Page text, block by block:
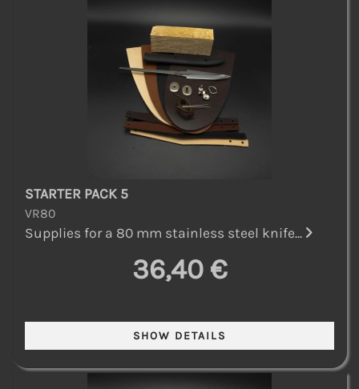
STARTER PACK 5
VR80
Supplies for a 80 mm stainless steel knife...
36,40 €